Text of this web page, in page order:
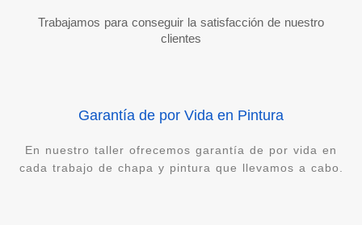
Trabajamos para conseguir la satisfacción de nuestro
clientes
Garantía de por Vida en Pintura
En nuestro taller ofrecemos garantía de por vida en
cada trabajo de chapa y pintura que llevamos a cabo.